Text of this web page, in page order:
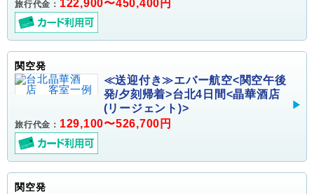
旅行代金： 122,900〜450,400円
関空発
≪送迎付き≫エバー航空<関空午後
発/夕刻帰着>台北4日間<晶華酒店
(リージェント)>
旅行代金： 129,100〜526,700円
関空発